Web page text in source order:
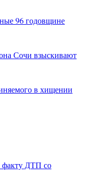
96 годовщине
Сочи взыскивают
в хищении
факту ДТП со